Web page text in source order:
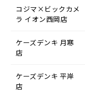
コジマ×ビックカメ
ラ イオン西岡店
ケーズデンキ 月寒
店
ケーズデンキ 平岸
店